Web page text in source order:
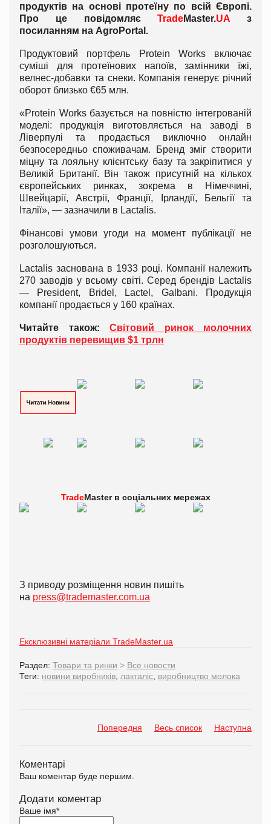
продуктів на основі протеїну по всій Європі.
Про це повідомляєTradeMaster.UA з
посиланням на AgroPortal .
Продуктовий портфель Protein Works включає
суміші для протеїнових напоїв, замінники їжі,
велнес-добавки та снеки. Компанія генерує річний
оборот близько €65 млн.
«Protein Works базується на повністю інтегрованій
моделі: продукція виготовляється на заводі в
Ліверпулі та продається виключно онлайн
безпосередньо споживачам. Бренд зміг створити
міцну та лояльну клієнтську базу та закріпитися у
Великій Британії. Він також присутній на кількох
європейських ринках, зокрема в Німеччині,
Швейцарії, Австрії, Франції, Ірландії, Бельгії та
Італії», — зазначили в Lactalis.
Фінансові умови угоди на момент публікації не
розголошуються.
Lactalis заснована в 1933 році. Компанії належить
270 заводів у всьому світі. Серед брендів Lactalis
— President, Bridel, Lactel, Galbani. Продукція
компанії продається у 160 країнах.
Читайте також: Світовий ринок молочних
продуктів перевищив $1 трлн
TradeMaster в соціальних мережах
З приводу розміщення новин пишіть
на press@trademaster.com.ua
Ексклюзивні матеріали TradeMaster.ua
Раздел: Товари та ринки > Все новости
Теги: новини виробників лакталіс виробництво молока
Попередня Весь список Наступна
Коментарі
Ваш коментар буде першим.
Додати коментар
Ваше імя*